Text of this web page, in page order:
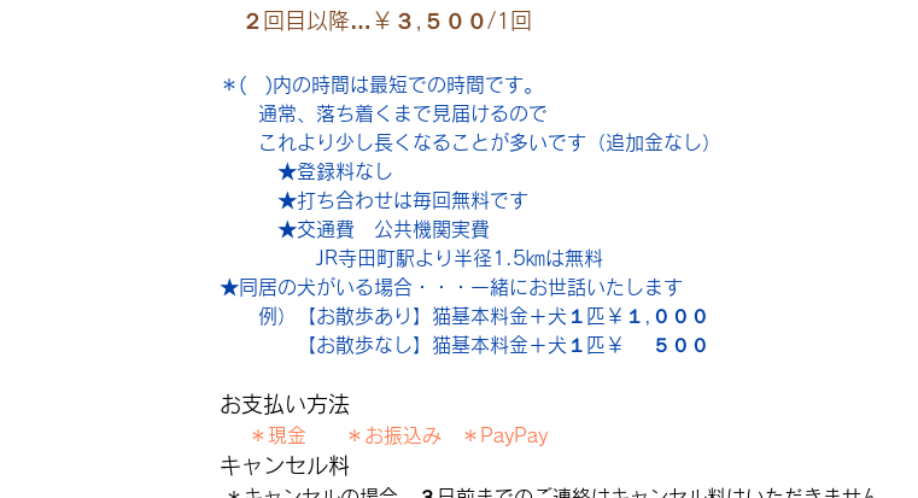
２回目以降…￥３,５００/1回
＊(　)内の時間は最短での時間です。
通常、落ち着くまで見届けるので
これより少し長くなることが多いです（追加金なし）
★登録料なし
★打ち合わせは毎回無料です
★交通費　公共機関実費
JR寺田町駅より半径1.5㎞は無料
★同居の犬がいる場合・・・一緒にお世話いたします
例）【お散歩あり】猫基本料金＋犬１匹￥１,０００
【お散歩なし】猫基本料金＋犬１匹￥　 ５００
お支払い方法
＊現金　　＊お振込み　＊PayPay
キャンセル料